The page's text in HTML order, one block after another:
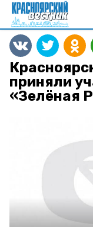
приняли
«Зелёная